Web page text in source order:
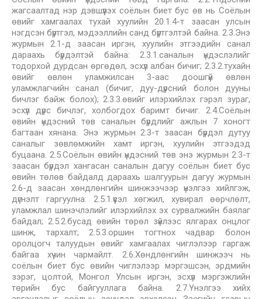
жагсаалтад нэр дэвшүүлэх соёлын биет бус өв нь Соёлын
өвийг хамгаалах тухай хуулийн 20.1.4-т заасан улсын
нэгдсэн бүртгэл, мэдээллийн санд бүртгэлтэй байна. 2.3.Энэ
журмын 2.1-д заасан иргэн, хуулийн этгээдийн санал
дараахь бүрдэлтэй байна: 2.3.1.саналын үндэслэлийг
тодорхой дурдсан өргөдөл, эсхүл албан бичиг; 2.3.2.тухайн
өвийг өвлөн уламжилсан 3-аас доошгүй өвлөн
уламжлагчийн санал (бичиг, дуу-дүрсний болон дууны
бичлэг байж болох); 2.3.3.өвийг илэрхийлэх гэрэл зураг,
эсхүл дүрс бичлэг, холбогдох баримт бичиг. 2.4.Соёлын
өвийн үндэсний төв саналын бүрдлийг ажлын 7 хоногт
багтаан хянана. Энэ журмын 2.3-т заасан бүрдэл дутуу
саналыг зөвлөмжийн хамт иргэн, хуулийн этгээдэд
буцаана. 2.5.Соёлын өвийн үндэсний төв энэ журмын 2.3-т
заасан бүрдэл хангасан саналын дагуу соёлын биет бус
өвийн төлөв байдалд дараахь шалгуурын дагуу журмын
2.6-д заасан хөндлөнгийн шинжээчээр үнэлгээ хийлгэж,
дүгнэлт гаргуулна: 2.5.1.үүсэл хөгжил, хувирал өөрчлөлт,
уламжлал шинэчлэлийг илэрхийлэх эх сурвалжийн баялаг
байдал; 2.5.2.бусад өвийн төрөл зүйлээс ялгарах онцлог
шинж, тархалт; 2.5.3.оршин тогтнох чадвар болон
оролцогч талуудын өвийг хамгаалах чиглэлээр гаргаж
байгаа хүчин чармайлт. 2.6.Хөндлөнгийн шинжээч нь
соёлын биет бус өвийн чиглэлээр мэргэшсэн, эрдмийн
зэрэг, цолтой, Монгол Улсын иргэн, эсхүл мэргэжлийн
төрийн бус байгууллага байна. 2.7.Үнэлгээ хийх